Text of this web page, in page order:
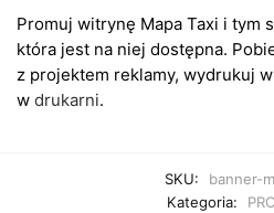
Promuj witrynę Mapa Taxi i tym
która jest na niej dostępna.
z projektem reklamy, wydrukuj
w drukarni.
SKU:
banner-
Kategoria: